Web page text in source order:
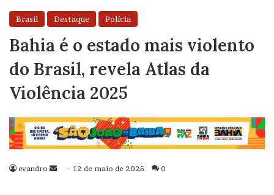
Brasil Destaque Polícia
Bahia é o estado mais violento
do Brasil, revela Atlas da
Violência 2025
evandro
Mande12 de maio de 2025 0